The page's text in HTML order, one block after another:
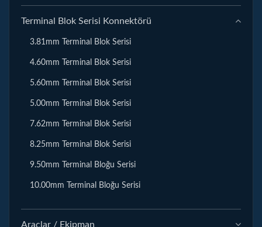
Terminal Blok Serisi Konnektörü
3.81mm Terminal Blok Serisi
4.60mm Terminal Blok Serisi
5.60mm Terminal Blok Serisi
5.00mm Terminal Blok Serisi
7.62mm Terminal Blok Serisi
8.25mm Terminal Blok Serisi
9.50mm Terminal Bloğu Serisi
10.00mm Terminal Bloğu Serisi
Araçlar / Ekipman